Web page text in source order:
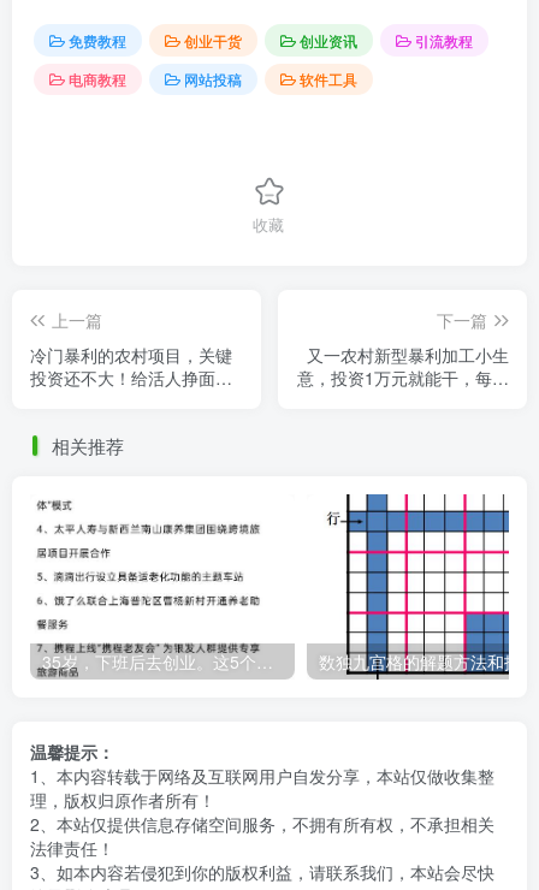
免费教程 创业干货 创业资讯
引流教程
电商教程
网站投稿 软件工具
收藏
上一篇
冷门暴利的农村项目，关键
投资还不大！给活人挣面
下一篇
又一农村新型暴利加工小生
意，投资1万元就能干，每天
相关推荐
35岁，下班后去创业。这5个银发经济的小赛道，真的很适合普通人。
温馨提示：
1、本内容转载于网络及互联网用户自发分享，本站仅做收集整
理，版权归原作者所有！
2、本站仅提供信息存储空间服务，不拥有所有权，不承担相关
法律责任！
3、如本内容若侵犯到你的版权利益，请联系我们，本站会尽快